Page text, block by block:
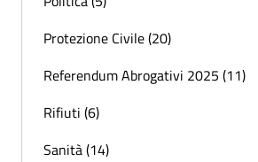
Protezione Civile (20)
Referendum Abrogativi 2025 (11)
Rifiuti (6)
Sanità (14)